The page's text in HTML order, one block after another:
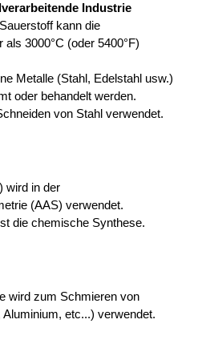
Industrie
kann die
3000°C (oder 5400°F)
Metalle (Stahl, Edelstahl usw.)
oder behandelt werden.
von Stahl verwendet.
wird in der
(AAS) verwendet.
die chemische Synthese.
wird zum Schmieren von
etc...) verwendet.